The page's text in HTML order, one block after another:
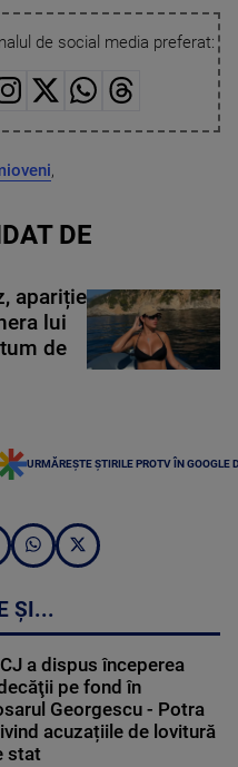
de social media preferat:
,
DE
apariție
lui
de
URMĂREȘTE ȘTIRILE PROTV ÎN GOOGLE
ȘI...
a dispus începerea
pe fond în
Georgescu - Potra
acuzațiile de lovitură
stat